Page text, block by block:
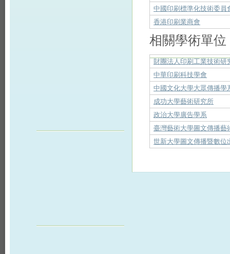
中國印刷標準化技術委員
香港印刷業商會
相關學術單位
財團法人印刷工業技術研
中華印刷科技學會
中國文化大學大眾傳播學
成功大學藝術研究所
政治大學廣告學系
臺灣藝術大學圖文傳播藝
世新大學圖文傳播暨數位